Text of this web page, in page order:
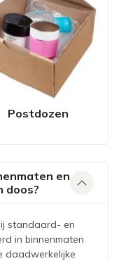
Postdozen
en
doos?
standaard- en
in binnenmaten
daadwerkelijke